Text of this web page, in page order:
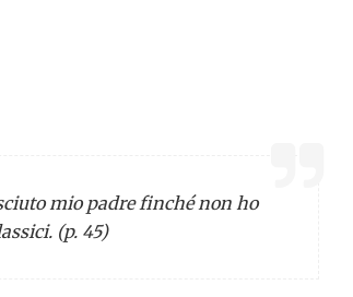
mio padre finché non ho
(p. 45)